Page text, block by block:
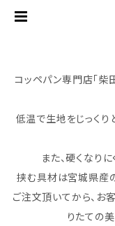
コッペパン専門店「柴
低温で生地をじっくり
また、硬くなり
挟む具材は宮城県産
ご注文頂いてから、お
りたての